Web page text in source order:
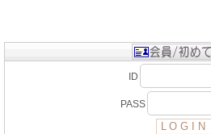
ID
PASS